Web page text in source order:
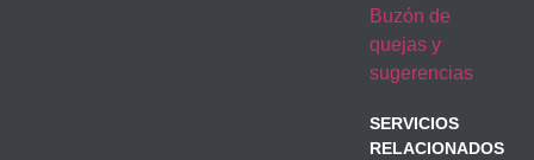
Buzón de
quejas y
sugerencias
SERVICIOS
RELACIONADOS